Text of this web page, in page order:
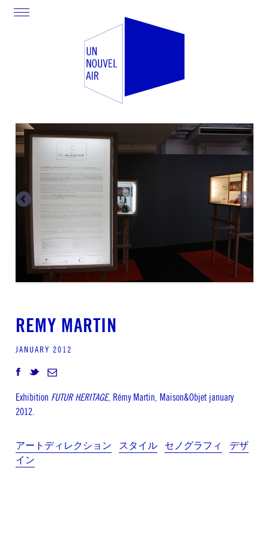
REMY MARTIN
JANUARY 2012
Exhibition FUTUR HERITAGE, Rémy Martin, Maison&Objet january
2012.
アートディレクション スタイル セノグラフィ
デザ
イン